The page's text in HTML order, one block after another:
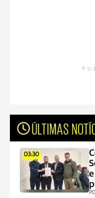
ÚLTIMAS
03:30